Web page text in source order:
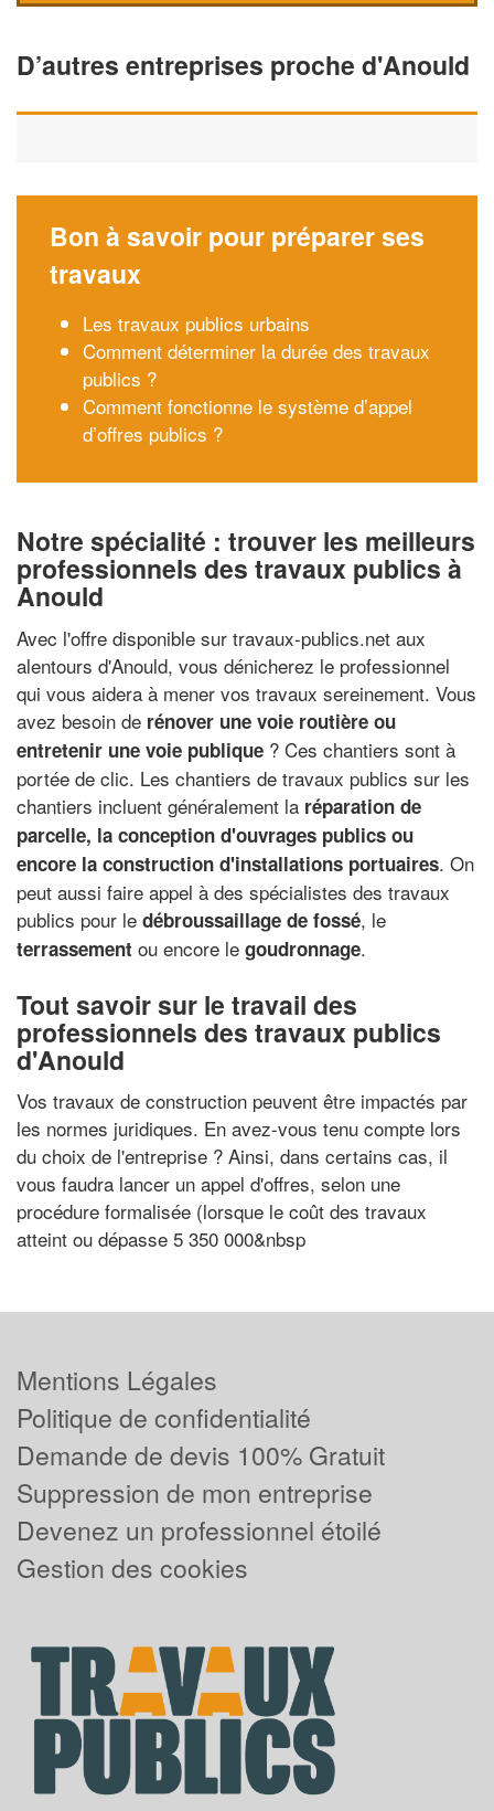
D’autres entreprises proche d'Anould
Bon à savoir pour préparer ses
travaux
Les travaux publics urbains
Comment déterminer la durée des travaux
publics ?
Comment fonctionne le système d’appel
d’offres publics ?
Notre spécialité : trouver les meilleurs
professionnels des travaux publics à
Anould
Avec l'offre disponible sur travaux-publics.net aux
alentours d'Anould, vous dénicherez le professionnel
qui vous aidera à mener vos travaux sereinement. Vous
avez besoin de rénover une voie routière ou
entretenir une voie publique ? Ces chantiers sont à
portée de clic. Les chantiers de travaux publics sur les
chantiers incluent généralement la réparation de
parcelle, la conception d'ouvrages publics ou
encore la construction d'installations portuaires. On
peut aussi faire appel à des spécialistes des travaux
publics pour le débroussaillage de fossé, le
terrassement ou encore le goudronnage.
Tout savoir sur le travail des
professionnels des travaux publics
d'Anould
Vos travaux de construction peuvent être impactés par
les normes juridiques. En avez-vous tenu compte lors
du choix de l'entreprise ? Ainsi, dans certains cas, il
vous faudra lancer un appel d'offres, selon une
procédure formalisée (lorsque le coût des travaux
atteint ou dépasse 5 350 000&nbsp
Mentions Légales
Politique de confidentialité
Demande de devis 100% Gratuit
Suppression de mon entreprise
Devenez un professionnel étoilé
Gestion des cookies